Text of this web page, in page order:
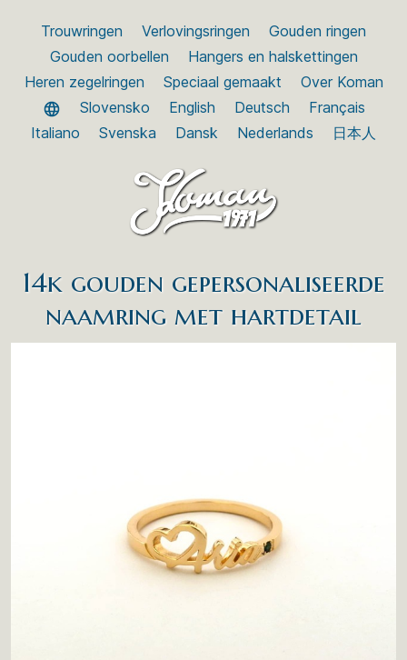
Trouwringen Verlovingsringen
Gouden ringen
Gouden oorbellen
Hangers en halskettingen
Heren zegelringen
Speciaal gemaakt
Over Koman
Slovensko
English Deutsch
Français
Italiano
Svenska Dansk Nederlands 日本人
14k gouden gepersonaliseerde
naamring met hartdetail